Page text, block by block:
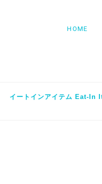
HOME
イートインアイテム Eat-In